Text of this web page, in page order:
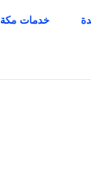
خدمات مكة